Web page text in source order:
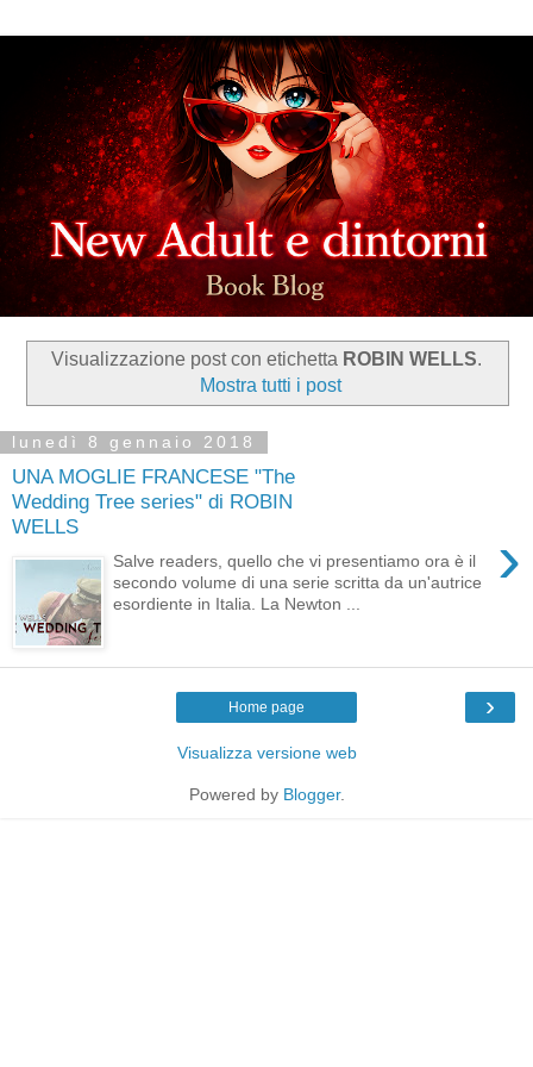
Visualizzazione post con etichetta ROBIN WELLS.
Mostra tutti i post
lunedì 8 gennaio 2018
UNA MOGLIE FRANCESE "The
Wedding Tree series" di ROBIN
WELLS
›
Salve readers, quello che vi presentiamo ora è il
secondo volume di una serie scritta da un'autrice
esordiente in Italia. La Newton ...
›
Home page
Visualizza versione web
Powered by Blogger.